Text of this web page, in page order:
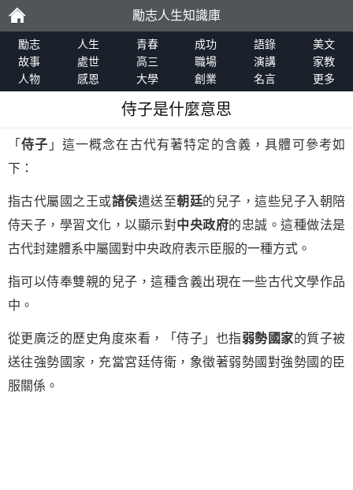
勵
志
勵志人生知識庫
勵志 人生 青春 成功 語錄
美文
故事
處世 高三 職場 演講
家教
人物
感恩 大學 創業 名言 更多
侍子是什麼意思
「侍子 」這一概念在古代有著特定的含義，具體可參考如
下：
指古代屬國之王或諸侯遣送至朝廷的兒子，這些兒子入朝陪
侍天子，學習文化，以顯示對中央政府的忠誠。這種做法是
古代封建體系中屬國對中央政府表示臣服的一種方式。
指可以侍奉雙親的兒子，這種含義出現在一些古代文學作品
中。
從更廣泛的歷史角度來看，「侍子」也指弱勢國家的質子被
送往強勢國家，充當宮廷侍衛，象徵著弱勢國對強勢國的臣
服關係。